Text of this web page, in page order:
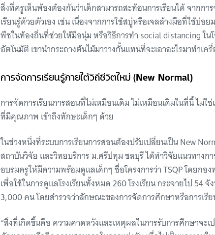
สิ่งที่ครูเห็นพ้องต้องกันว่าเด็กสามารถสะท้อนการเรียนได้ จากก
เรียนรู้ด้วยตัวเอง เช่น เนื่องจากการใช้สบู่หรือเจลล้างมือที่ใช้บ่
พืชในท้องถิ่นที่ช่วยให้มือนุ่ม หรือวิธีการทำ social distancing ในโ
อัตโนมัติ เขานำกระถางต้นไม้มาวางกั้นแทนที่จะเอาอะไรมาทำเค
การจัดการเรียนรู้ภายใต้วิถีชีวิตใหม่ (New Normal)
การจัดการเรียนการสอนที่ไม่เหมือนเดิม ไม่เหมือนเดิมในที่นี้ ไม่ใ
ที่มีคุณภาพ เข้าถึงทักษะเด็กๆ ด้วย
ในช่วงหนึ่งที่ระบบการเรียนการสอนต้องปรับเปลี่ยนเป็น New
สถาบันวิจัย และวิทยบริการ ม.ศรีปทุม ชลบุรี ได้ทำวิจัยแนวทางก
อบรมครูให้มีความพร้อมดูแลเด็กๆ ชื่อโครงการว่า TSQP โดยก
เพื่อใช้ในการดูแลโรงเรียนทั้งหมด 260 โรงเรียน กระจายไป
3,000 คน โดยสำรวจว่าลักษณะของการจัดการศึกษาหรือการเรีย
“สิ่งที่เกิดขึ้นคือ ความคาดหวังและเหตุผลในการรับการศึกษาจะ